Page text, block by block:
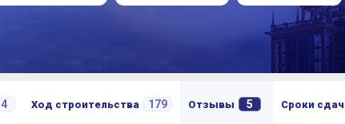
4 Ход строительства 179 Отзывы 5 Сроки